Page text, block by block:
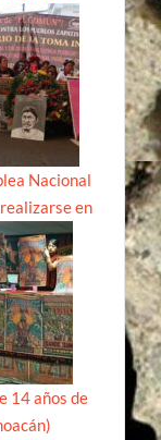
Nacional
en
14 años de